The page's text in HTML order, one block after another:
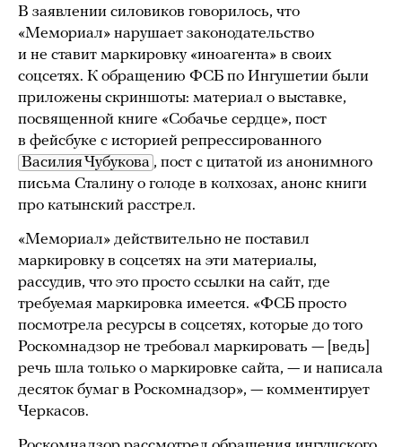
В заявлении силовиков говорилось, что
«Мемориал» нарушает законодательство
и не ставит маркировку «иноагента» в своих
соцсетях. К обращению ФСБ по Ингушетии были
приложены скриншоты: материал о выставке,
посвященной книге «Собачье сердце», пост
в фейсбуке с историей репрессированного
Василия Чубукова , пост с цитатой из анонимного
письма Сталину о голоде в колхозах, анонс книги
про катынский расстрел.
«Мемориал» действительно не поставил
маркировку в соцсетях на эти материалы,
рассудив, что это просто ссылки на сайт, где
требуемая маркировка имеется. «ФСБ просто
посмотрела ресурсы в соцсетях, которые до того
Роскомнадзор не требовал маркировать — [ведь]
речь шла только о маркировке сайта, — и написала
десяток бумаг в Роскомнадзор», — комментирует
Черкасов.